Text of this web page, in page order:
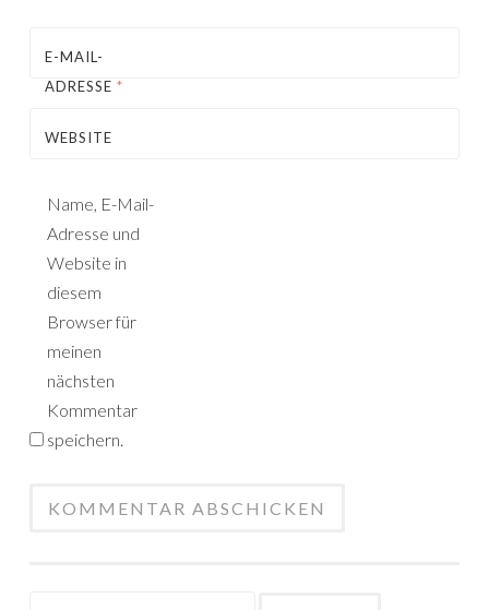
E-MAIL-
ADRESSE *
WEBSITE
Name, E-Mail-
Adresse und
Website in
diesem
Browser für
meinen
nächsten
Kommentar
speichern.